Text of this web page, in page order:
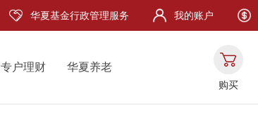
华夏基金行政管理服务 我的账户
专户理财 华夏养老
购买